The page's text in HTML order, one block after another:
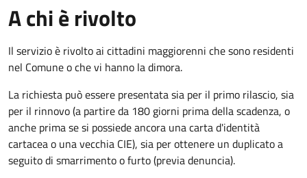
A chi è rivolto
Il servizio è rivolto ai cittadini maggiorenni che sono residenti
nel Comune o che vi hanno la dimora.
La richiesta può essere presentata sia per il primo rilascio, sia
per il rinnovo (a partire da 180 giorni prima della scadenza, o
anche prima se si possiede ancora una carta d'identità
cartacea o una vecchia CIE), sia per ottenere un duplicato a
seguito di smarrimento o furto (previa denuncia).